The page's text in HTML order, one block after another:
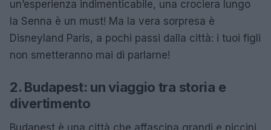
un’esperienza indimenticabile, una crociera lungo
la Senna è un must! Ma la vera sorpresa è
Disneyland Paris, a pochi passi dalla città: i tuoi figli
non smetteranno mai di parlarne!
2. Budapest: un viaggio tra storia e
divertimento
Budapest è una città che affascina grandi e piccini.